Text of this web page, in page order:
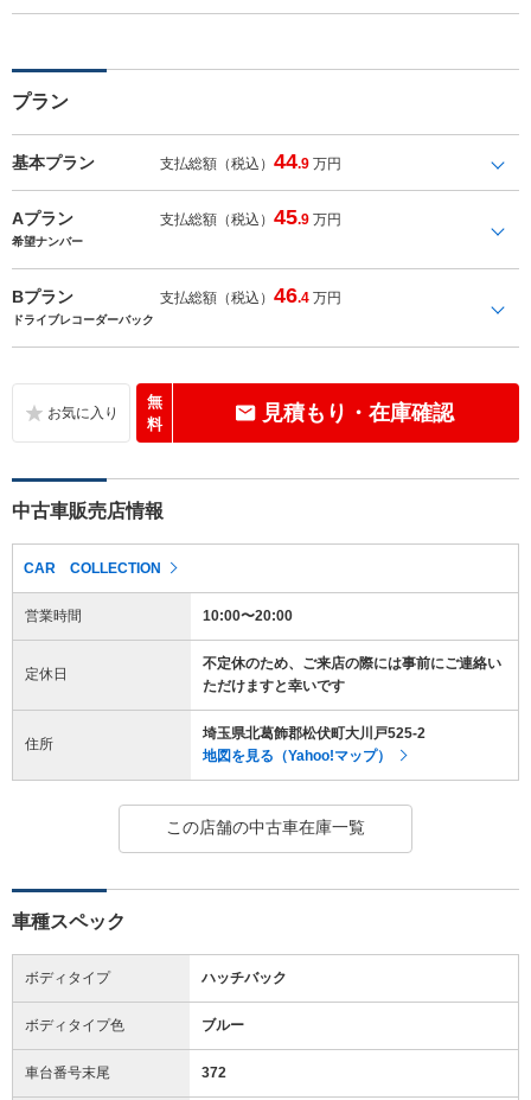
プラン
基本プラン 支払総額（税込）44.9 万円
Aプラン 支払総額（税込）45.9 万円
希望ナンバー
Bプラン 支払総額（税込）46.4 万円
ドライブレコーダーバック
無
料
見積もり・在庫確認
中古車販売店情報
CAR COLLECTION
営業時間 10:00〜20:00
定休日
不定休のため、ご来店の際には事前にご連絡い
ただけますと幸いです
住所
埼玉県北葛飾郡松伏町大川戸525-2
地図を見る（Yahoo!マップ）
この店舗の中古車在庫一覧
車種スペック
ボディタイプ ハッチバック
ボディタイプ色 ブルー
車台番号末尾 372